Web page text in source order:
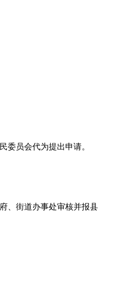
委员会代为提出申请。
、街道办事处审核并报县